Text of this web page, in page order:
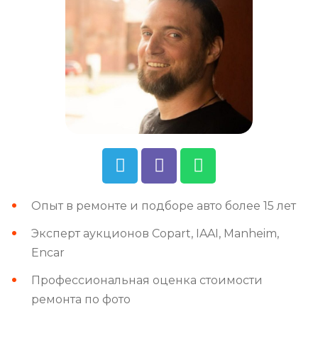
Опыт в ремонте и подборе авто более 15 лет
Эксперт аукционов Copart, IAAI, Manheim,
Encar
Профессиональная оценка стоимости
ремонта по фото